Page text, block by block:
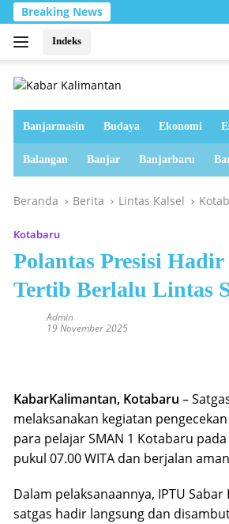
Breaking News
Indeks
Banjarmasin Budaya Ekonomi
Balangan Banjar Banjarbaru
Beranda Berita Lintas Kalsel
Kotabaru
Polantas Presisi
Tertib Berlalu Lintas
Admin
19 November 2025
KabarKalimantan, Kotabaru –
melaksanakan kegiatan
para pelajar SMAN 1 Kotabaru
pukul 07.00 WITA dan berjalan
Dalam pelaksanaannya, IPTU
satgas hadir langsung dan